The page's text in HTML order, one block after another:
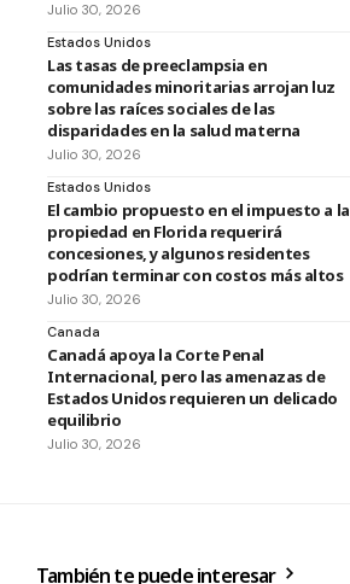
Julio 30, 2026
Estados Unidos
Las tasas de preeclampsia en
comunidades minoritarias arrojan luz
sobre las raíces sociales de las
disparidades en la salud materna
Julio 30, 2026
Estados Unidos
El cambio propuesto en el impuesto a la
propiedad en Florida requerirá
concesiones, y algunos residentes
podrían terminar con costos más altos
Julio 30, 2026
Canada
Canadá apoya la Corte Penal
Internacional, pero las amenazas de
Estados Unidos requieren un delicado
equilibrio
Julio 30, 2026
También te puede interesar